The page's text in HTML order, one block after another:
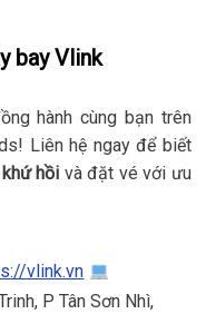
bay Vlink
hành cùng bạn trên
Liên hệ ngay để biết
hồi và đặt vé với ưu
vlink.vn
P Tân Sơn Nhì,